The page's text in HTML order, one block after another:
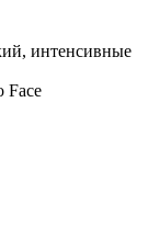
интенсивные
Face